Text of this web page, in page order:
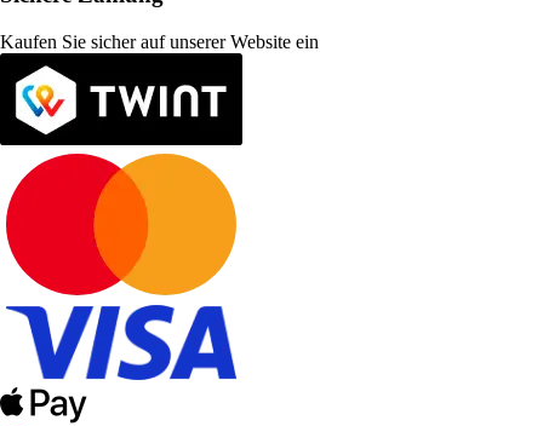
Kaufen Sie sicher auf unserer Website ein